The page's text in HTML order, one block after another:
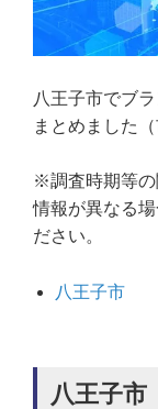
八王子市でブ
まとめました
※調査時期等の
情報が異なる
ださい。
八王子市
八王子市